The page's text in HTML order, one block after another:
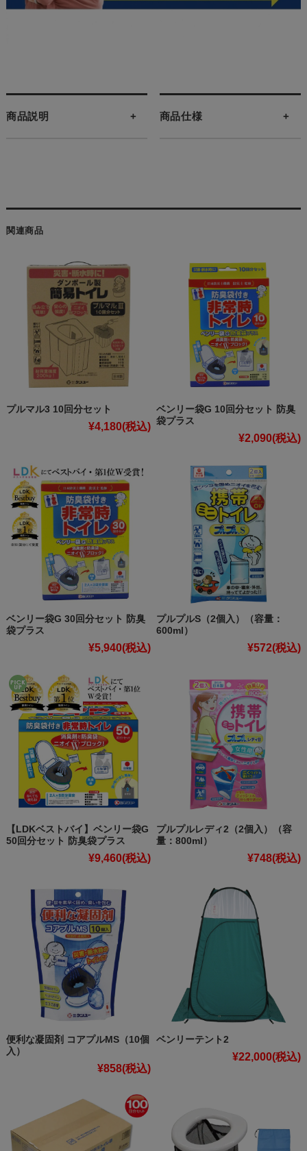
商品説明 商品仕様
関連商品
プルマル3 10回分セット
¥4,180(税込)
ベンリー袋G 10回分セット 防臭
袋プラス
¥2,090(税込)
ベンリー袋G 30回分セット 防臭
袋プラス
¥5,940(税込)
プルプルS（2個入）（容量：
600ml）
¥572(税込)
【LDKベストバイ】ベンリー袋G
50回分セット 防臭袋プラス
¥9,460(税込)
プルプルレディ2（2個入）（容
量：800ml）
¥748(税込)
便利な凝固剤 コアプルMS（10個
入）
¥858(税込)
ベンリーテント2
¥22,000(税込)